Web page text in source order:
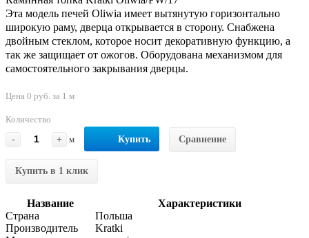
Эта модель печей Oliwia имеет вытянутую горизонтально
широкую раму, дверца открывается в сторону. Снабжена
двойным стеклом, которое носит декоративную функцию, а
так же защищает от ожогов. Оборудована механизмом для
самостоятельного закрывания дверцы.
Цена 0 руб. за 1 м
Количество
-
+ м Купить Сравнение
Купить в 1 клик
Название
Характеристики
Страна
Польша
Производитель
Kratki